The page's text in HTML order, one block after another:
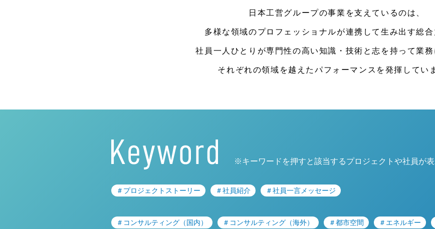
日本工営グループの事業を支えているのは、
多様な領域のプロフェッショナルが連携して生み出す総合
社員一人ひとりが専門性の高い知識・技術と志を持って業務
それぞれの領域を越えたパフォーマンスを発揮してい
※キーワードを押すと該当するプロジェクトや社員が表
＃プロジェクトストーリー ＃社員紹介 ＃社員一言メッセージ
＃コンサルティング（国内） ＃コンサルティング（海外） ＃都市空間 ＃エネルギー